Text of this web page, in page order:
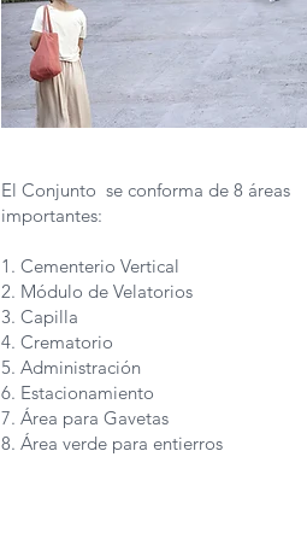
El Conjunto se conforma de 8 áreas
importantes:
1. Cementerio Vertical
2. Módulo de Velatorios
3. Capilla
4. Crematorio
5. Administración
6. Estacionamiento
7. Área para Gavetas
8. Área verde para entierros